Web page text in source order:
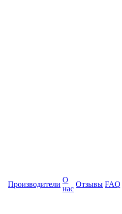
Производители
О
нас
Отзывы FAQ